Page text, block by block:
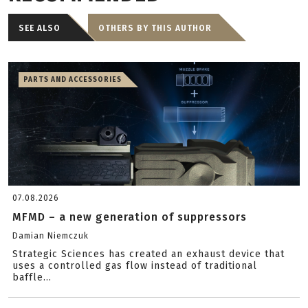
SEE ALSO OTHERS BY THIS AUTHOR
PARTS AND ACCESSORIES
07.08.2026
MFMD – a new generation of suppressors
Damian Niemczuk
Strategic Sciences has created an exhaust device that
uses a controlled gas flow instead of traditional
baffle...